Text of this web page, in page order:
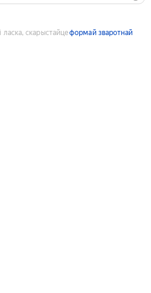
ласка, скарыстайцеформай зваротнай